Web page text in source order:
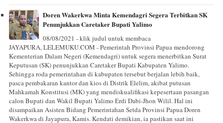
Doren Wakerkwa Minta Kemendagri Segera Terbitkan SK
Penunjukkan Caretaker Bupati Yalimo
08/08/2021 - klik judul untuk membaca
JAYAPURA, LELEMUKU.COM - Pemerintah Provinsi Papua mendorong
Kementerian Dalam Negeri (Kemendagri) untuk segera menerbitkan Surat
Keputusan (SK) penunjukkan Caretaker Bupati Kabupaten Yalimo.
Sehingga roda pemerintahan di kabupaten tersebut berjalan lebih baik,
pasca pembakaran kantor dan kios di Distrik Elelim, akibat putusan
Mahkamah Konstitusi (MK) yang mendiskualifikasi kepesertaan pasangan
calon Bupati dan Wakil Bupati Yalimo Erdi Dabi-Jhon Wilil. Hal ini
disampaikan Asisten Bidang Pemerintahan Setda Provinsi Papua Doren
Wakerkwa di Jayapura, Kamis. Kendati demikian, ia pastikan saat ini